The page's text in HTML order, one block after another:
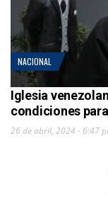
NACIONAL
Iglesia
condiciones
26 de abril, 2024 - 6:47